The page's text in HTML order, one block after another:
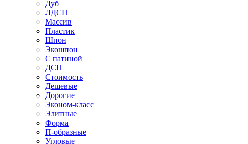
Дуб
ЛДСП
Массив
Пластик
Шпон
Экошпон
С патиной
ДСП
Стоимость
Дешевые
Дорогие
Эконом-класс
Элитные
Форма
П-образные
Угловые